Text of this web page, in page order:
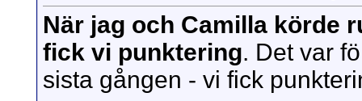
När jag och Camilla körde
fick vi punktering. Det var
sista gången - vi fick